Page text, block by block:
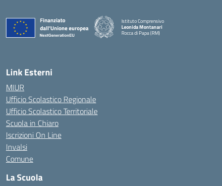
Istituto Comprensivo
Leonida Montanari
Rocca di Papa (RM)
— Visita la pagina iniziale della scuola
Link Esterni
MIUR
Ufficio Scolastico Regionale
Ufficio Scolastico Territoriale
Scuola in Chiaro
Iscrizioni On Line
Invalsi
Comune
La Scuola